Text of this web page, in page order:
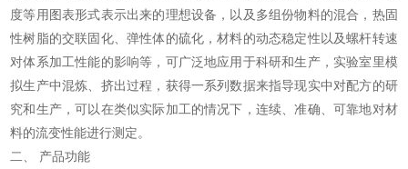
度等用图表形式表示出来的理想设备，以及多组份物料的混合，热固
性树脂的交联固化、弹性体的硫化，材料的动态稳定性以及螺杆转速
对体系加工性能的影响等，可广泛地应用于科研和生产，实验室里模
拟生产中混炼、挤出过程，获得一系列数据来指导现实中对配方的研
究和生产，可以在类似实际加工的情况下，连续、准确、可靠地对材
料的流变性能进行测定。
二、 产品功能